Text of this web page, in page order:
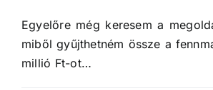
Egyelőre még keresem a
miből gyűjthetném össze a
millió Ft-ot…